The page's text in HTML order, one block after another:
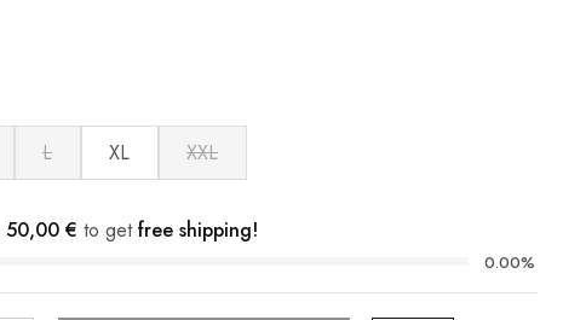
L XL XXL
50,00 € to getfree shipping!
0.00%